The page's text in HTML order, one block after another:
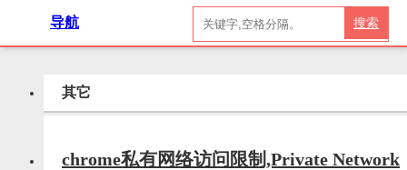
导航 搜索
其它
chrome私有网络访问限制,Private Network